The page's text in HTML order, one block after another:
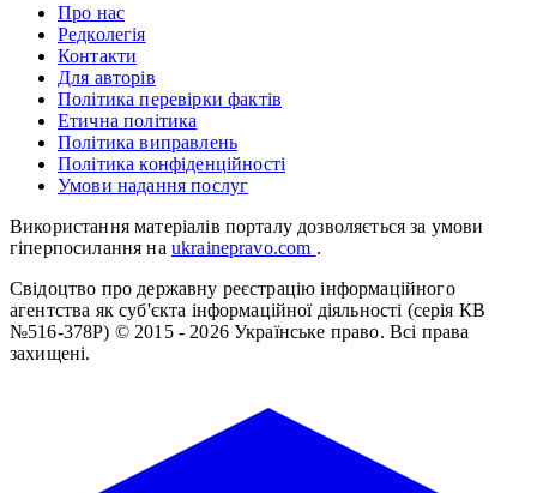
Про нас
Редколегія
Контакти
Для авторів
Політика перевірки фактів
Етична політика
Політика виправлень
Політика конфіденційності
Умови надання послуг
Використання матеріалів порталу дозволяється за умови
гіперпосилання на ukrainepravo.com .
Свідоцтво про державну реєстрацію інформаційного
агентства як суб'єкта інформаційної діяльності (серія КВ
№516-378Р) © 2015 - 2026 Українське право. Всі права
захищені.